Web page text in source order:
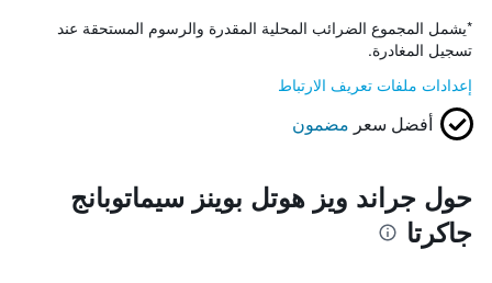
*يشمل المجموع الضرائب المحلية المقدرة والرسوم المستحقة عند
تسجيل المغادرة.
إعدادات ملفات تعريف الارتباط
أفضل سعر مضمون
حول جراند ويز هوتل بوينز سيماتوبانج
جاكرتا